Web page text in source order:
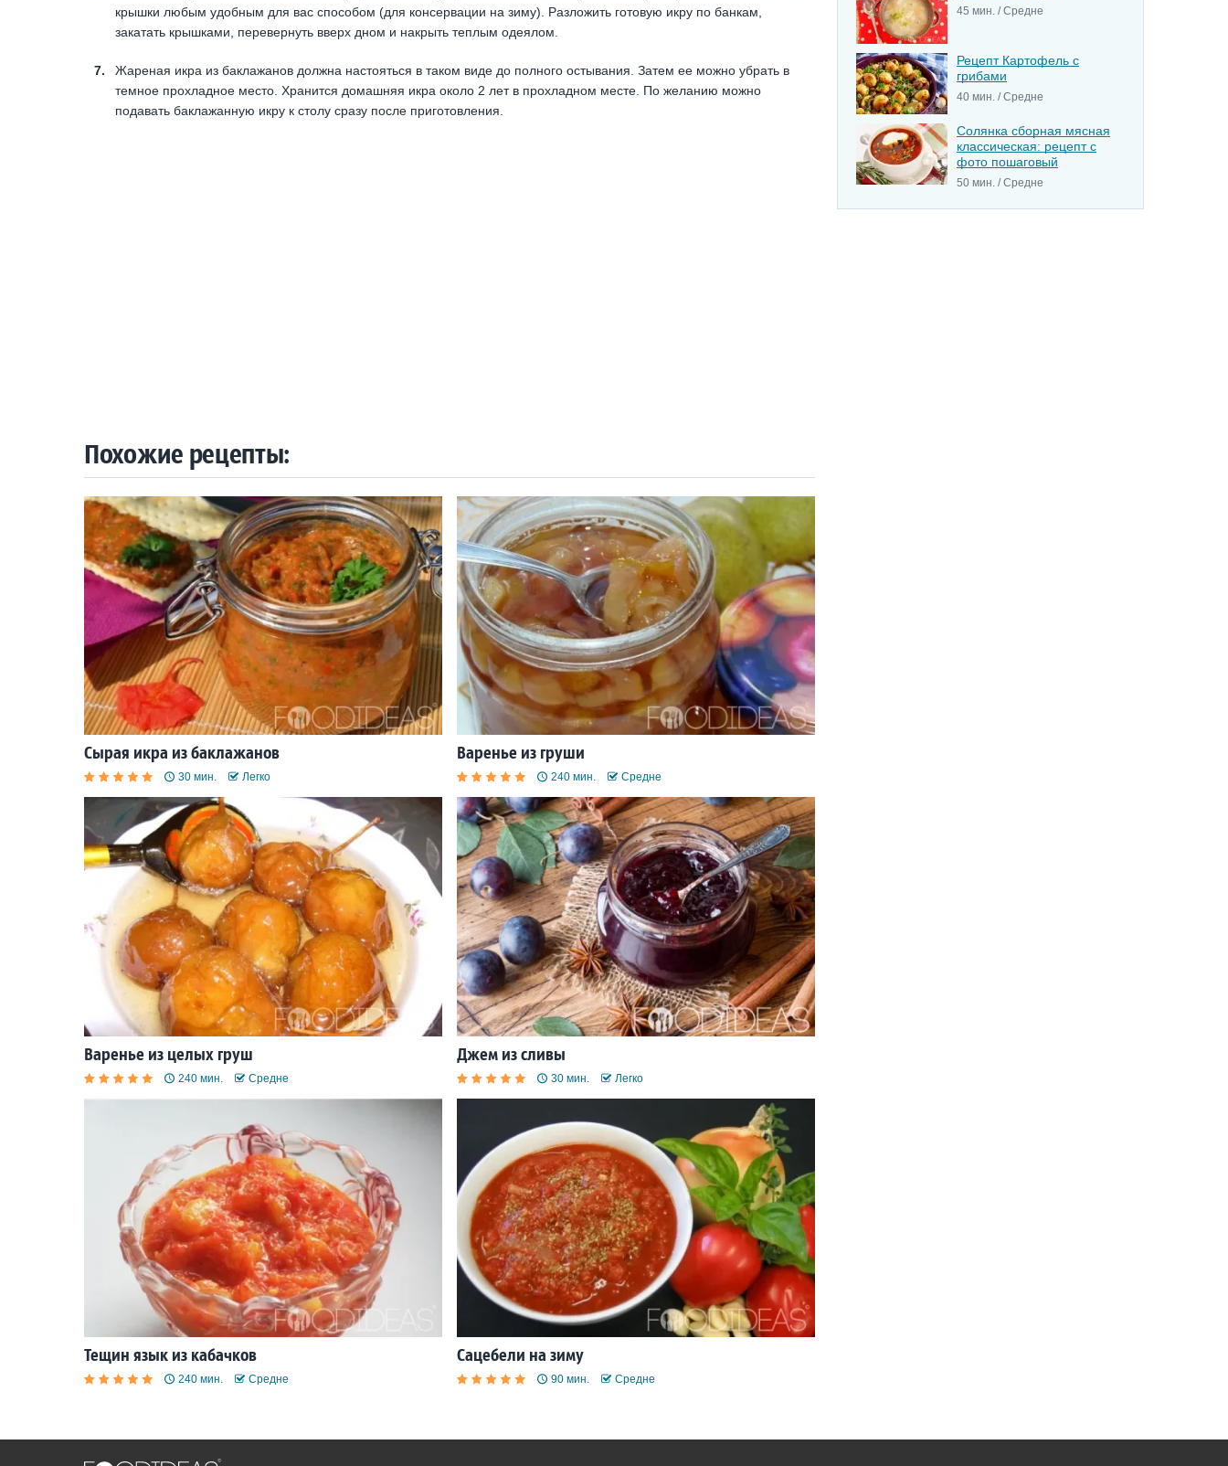
крышки любым удобным для вас способом (для консервации на зиму). Разложить готовую икру по банкам,
закатать крышками, перевернуть вверх дном и накрыть теплым одеялом.
Жареная икра из баклажанов должна настояться в таком виде до полного остывания. Затем ее можно убрать в
темное прохладное место. Хранится домашняя икра около 2 лет в прохладном месте. По желанию можно
подавать баклажанную икру к столу сразу после приготовления.
Похожие рецепты:
Сырая икра из баклажанов
30 мин. Легко
Варенье из груши
240 мин. Средне
Варенье из целых груш
240 мин. Средне
Джем из сливы
30 мин. Легко
Тещин язык из кабачков
240 мин. Средне
Сацебели на зиму
90 мин. Средне
45 мин. / Средне
Рецепт Картофель с
грибами
40 мин. / Средне
Солянка сборная мясная
классическая: рецепт с
фото пошаговый
50 мин. / Средне